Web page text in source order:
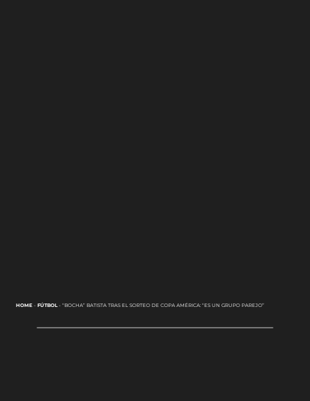
HOME- FÚTBOL- “BOCHA” BATISTA TRAS EL SORTEO DE COPA AMÉRICA: “ES UN GRUPO PAREJO”